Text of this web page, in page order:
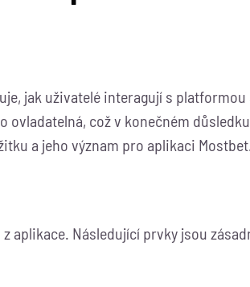
jak uživatelé interagují s
což v konečném
a jeho význam pro aplikaci
aplikace. Následující prvky jsou